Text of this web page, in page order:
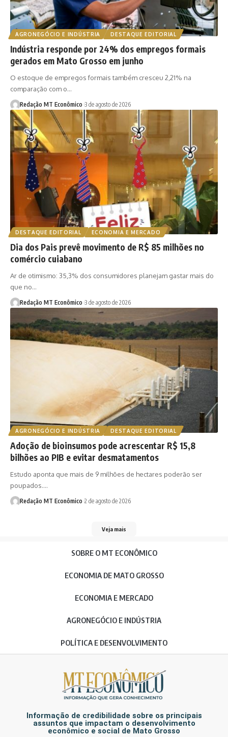
AGRONEGÓCIO E INDÚSTRIA DESTAQUE EDITORIAL
Indústria responde por 24% dos empregos formais
gerados em Mato Grosso em junho
O estoque de empregos formais também cresceu 2,21% na
comparação com o…
Redação MT Econômico 3 de agosto de 2026
DESTAQUE EDITORIAL ECONOMIA E MERCADO
Dia dos Pais prevê movimento de R$ 85 milhões no
comércio cuiabano
Ar de otimismo: 35,3% dos consumidores planejam gastar mais do
que no…
Redação MT Econômico 3 de agosto de 2026
AGRONEGÓCIO E INDÚSTRIA DESTAQUE EDITORIAL
Adoção de bioinsumos pode acrescentar R$ 15,8
bilhões ao PIB e evitar desmatamentos
Estudo aponta que mais de 9 milhões de hectares poderão ser
poupados.…
Redação MT Econômico 2 de agosto de 2026
Veja mais
SOBRE O MT ECONÔMICO
ECONOMIA DE MATO GROSSO
ECONOMIA E MERCADO
AGRONEGÓCIO E INDÚSTRIA
POLÍTICA E DESENVOLVIMENTO
Informação de credibilidade sobre os principais
assuntos que impactam o desenvolvimento
econômico e social de Mato Grosso